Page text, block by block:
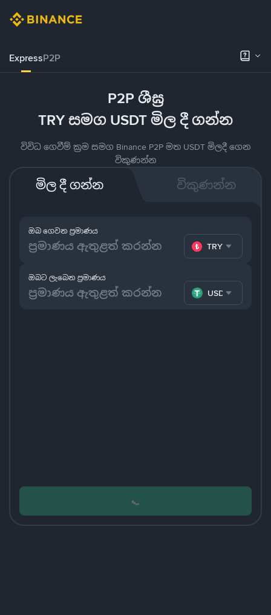
ExpressP2P
P2P ශීඝ්‍ර
TRY සමග USDT මිල දී ගන්න
විවිධ ගෙවීම් ක්‍රම සමග Binance P2P මත USDT මිලදී ගෙන
විකුණන්න
මිල දී ගන්න විකුණන්න
ඔබ ගෙවන ප්‍රමාණය
TRY
ඔබට ලැබෙන ප්‍රමාණය
USDT